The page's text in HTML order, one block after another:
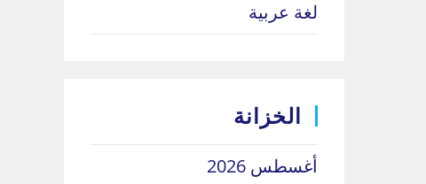
لغة عربية
الخزانة
أغسطس 2026